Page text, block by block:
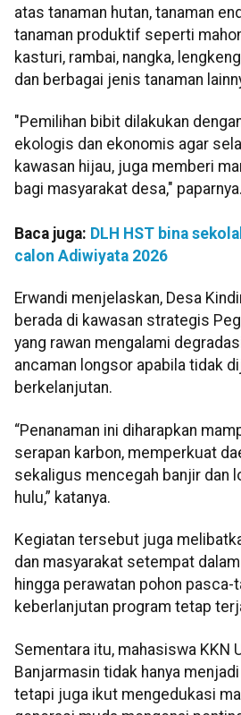
atas tanaman hutan, tanaman
tanaman produktif seperti
kasturi, rambai, nangka,
dan berbagai jenis tanaman
"Pemilihan bibit dilakukan
ekologis dan ekonomis agar
kawasan hijau, juga memberi
bagi masyarakat desa," paparnya.
Baca juga: DLH HST bina
calon Adiwiyata 2026
Erwandi menjelaskan, Desa
berada di kawasan strategis
yang rawan mengalami
ancaman longsor apabila tidak
berkelanjutan.
“Penanaman ini diharapkan
serapan karbon, memperkuat
sekaligus mencegah banjir dan
hulu,” katanya.
Kegiatan tersebut juga
dan masyarakat setempat
hingga perawatan pohon pasca-
keberlanjutan program tetap
Sementara itu, mahasiswa KKN
Banjarmasin tidak hanya
tetapi juga ikut mengedukasi